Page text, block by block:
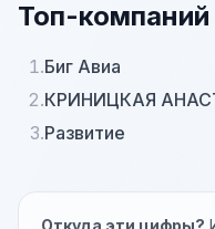
Топ-
1.Биг Авиа
2.КРИНИЦКАЯ
3.Развитие
Откуда эти цифры?